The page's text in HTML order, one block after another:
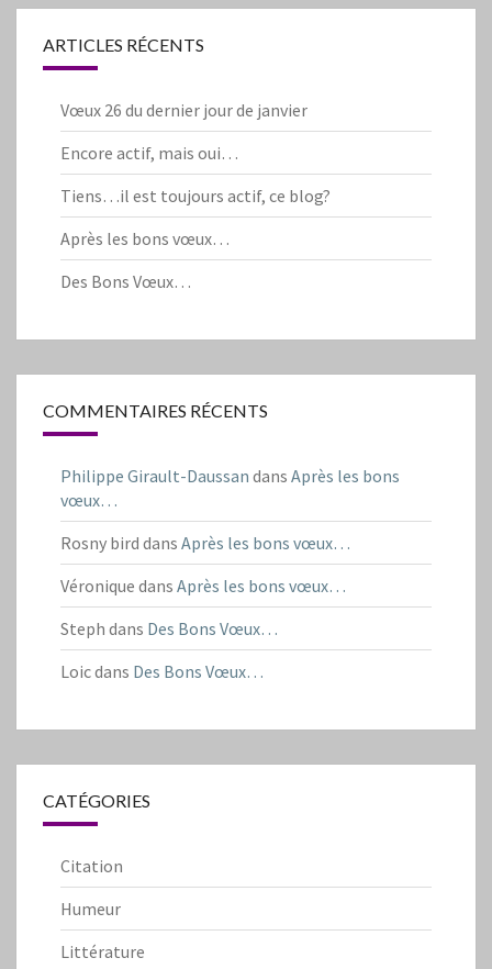
ARTICLES RÉCENTS
Vœux 26 du dernier jour de janvier
Encore actif, mais oui…
Tiens…il est toujours actif, ce blog?
Après les bons vœux…
Des Bons Vœux…
COMMENTAIRES RÉCENTS
Philippe Girault-Daussan dans Après les bons
vœux…
Rosny bird dans Après les bons vœux…
Véronique dans Après les bons vœux…
Steph dans Des Bons Vœux…
Loicdans Des Bons Vœux…
CATÉGORIES
Citation
Humeur
Littérature